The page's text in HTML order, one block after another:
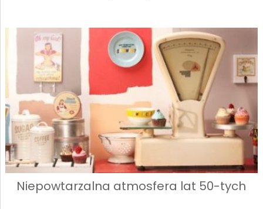
Niepowtarzalna atmosfera lat 50-tych